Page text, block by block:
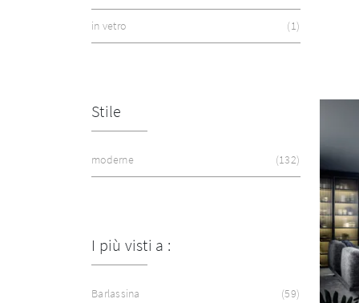
in vetro 1
Stile
moderne 132
I più visti a :
Barlassina 59